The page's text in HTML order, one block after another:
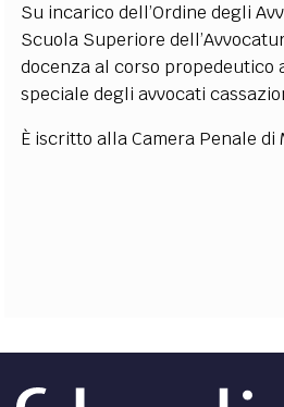
Su incarico dell’Ordine degli
Scuola Superiore
docenza al corso propedeutico
speciale degli avvocati
È iscritto alla Camera Penale di